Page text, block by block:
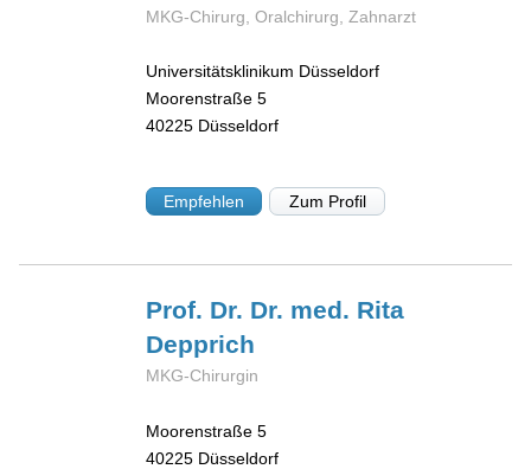
MKG-Chirurg, Oralchirurg, Zahnarzt
Universitätsklinikum Düsseldorf
Moorenstraße 5
40225 Düsseldorf
Empfehlen Zum Profil
Prof. Dr. Dr. med. Rita
Depprich
MKG-Chirurgin
Moorenstraße 5
40225 Düsseldorf